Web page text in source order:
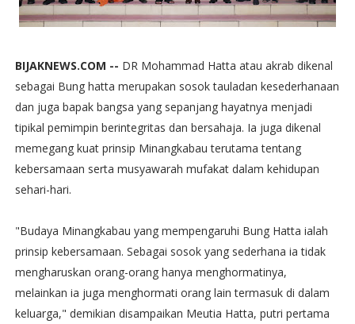
BIJAKNEWS.COM -- DR Mohammad Hatta atau akrab dikenal
sebagai Bung hatta merupakan sosok tauladan kesederhanaan
dan juga bapak bangsa yang sepanjang hayatnya menjadi
tipikal pemimpin berintegritas dan bersahaja. Ia juga dikenal
memegang kuat prinsip Minangkabau terutama tentang
kebersamaan serta musyawarah mufakat dalam kehidupan
sehari-hari.
"Budaya Minangkabau yang mempengaruhi Bung Hatta ialah
prinsip kebersamaan. Sebagai sosok yang sederhana ia tidak
mengharuskan orang-orang hanya menghormatinya,
melainkan ia juga menghormati orang lain termasuk di dalam
keluarga," demikian disampaikan Meutia Hatta, putri pertama